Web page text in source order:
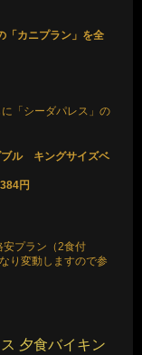
「カニプラン」を全
「シーダパレス」の
ブル キングサイズベ
円
安プラン（2食付
り変動しますので参
夕食バイキン